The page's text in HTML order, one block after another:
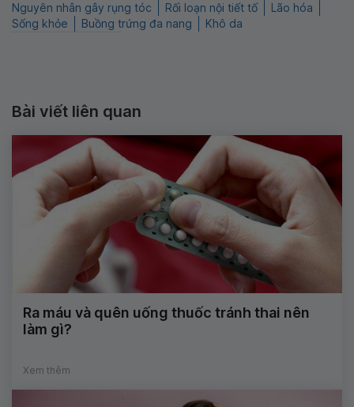
Nguyên nhân gây rụng tóc Rối loạn nội tiết tố
Lão hóa
Sống khỏe
Buồng trứng đa nang Khô da
Bài viết liên quan
Ra máu và quên uống thuốc tránh thai nên
làm gì?
Xem thêm